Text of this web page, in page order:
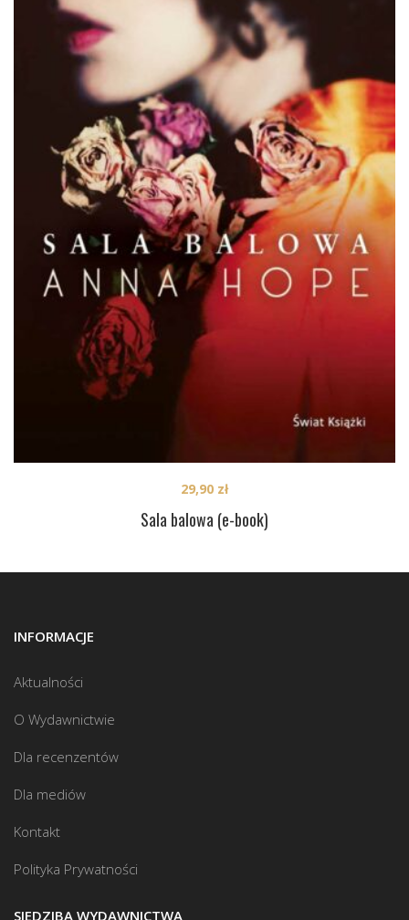
Sala balowa (e-book)
29,90 zł
INFORMACJE
Aktualności
O Wydawnictwie
Dla recenzentów
Dla mediów
Kontakt
Polityka Prywatności
SIEDZIBA WYDAWNICTWA